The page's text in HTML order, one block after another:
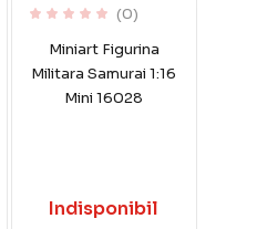
(0)
Miniart Figurina
Militara Samurai 1:16
Mini 16028
Indisponibil